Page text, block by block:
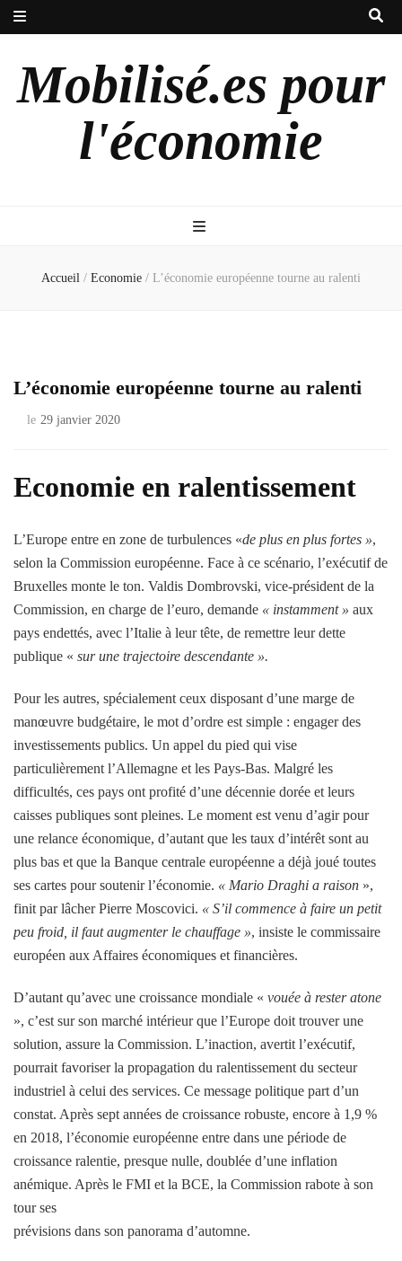
Mobilisé.es pour
l'économie
Accueil / Economie / L’économie européenne tourne au ralenti
L’économie européenne tourne au ralenti
le 29 janvier 2020
Economie en ralentissement
L’Europe entre en zone de turbulences «de plus en plus fortes »,
selon la Commission européenne. Face à ce scénario, l’exécutif de
Bruxelles monte le ton. Valdis Dombrovski, vice-président de la
Commission, en charge de l’euro, demande « instamment » aux
pays endettés, avec l’Italie à leur tête, de remettre leur dette
publique « sur une trajectoire descendante ».
Pour les autres, spécialement ceux disposant d’une marge de
manœuvre budgétaire, le mot d’ordre est simple : engager des
investissements publics. Un appel du pied qui vise
particulièrement l’Allemagne et les Pays-Bas. Malgré les
difficultés, ces pays ont profité d’une décennie dorée et leurs
caisses publiques sont pleines. Le moment est venu d’agir pour
une relance économique, d’autant que les taux d’intérêt sont au
plus bas et que la Banque centrale européenne a déjà joué toutes
ses cartes pour soutenir l’économie. « Mario Draghi a raison »,
finit par lâcher Pierre Moscovici. « S’il commence à faire un petit
peu froid, il faut augmenter le chauffage », insiste le commissaire
européen aux Affaires économiques et financières.
D’autant qu’avec une croissance mondiale « vouée à rester atone
», c’est sur son marché intérieur que l’Europe doit trouver une
solution, assure la Commission. L’inaction, avertit l’exécutif,
pourrait favoriser la propagation du ralentissement du secteur
industriel à celui des services. Ce message politique part d’un
constat. Après sept années de croissance robuste, encore à 1,9 %
en 2018, l’économie européenne entre dans une période de
croissance ralentie, presque nulle, doublée d’une inflation
anémique. Après le FMI et la BCE, la Commission rabote à son
tour ses
prévisions dans son panorama d’automne.